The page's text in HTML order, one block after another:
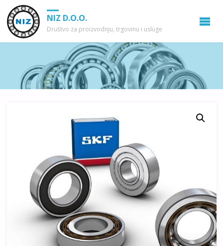
NIZ D.O.O.
Društvo za proizvodnju, trgovinu i usluge